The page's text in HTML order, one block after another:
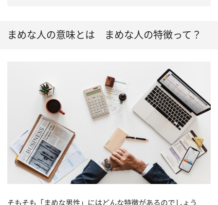
まめな人の意味とは まめな人の特徴って？
そもそも「まめな男性」にはどんな特徴があるのでしょう